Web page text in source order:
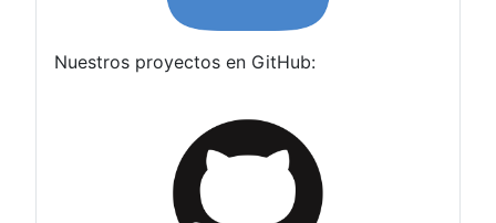
Nuestros proyectos en GitHub: